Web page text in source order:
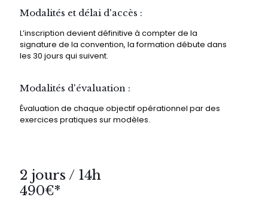
Modalités et délai d'accès :
L’inscription devient définitive à compter de la
signature de la convention, la formation débute dans
les 30 jours qui suivent.
Modalités d'évaluation :
Évaluation de chaque objectif opérationnel par des
exercices pratiques sur modèles.
2 jours / 14h
490€*